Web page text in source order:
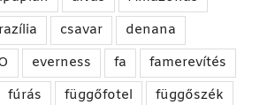
csavar
denana
everness fa
famerevítés
fúrás függőfotel
függőszék